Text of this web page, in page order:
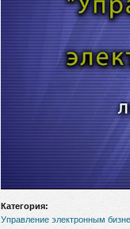
Категория:
Управление электронным